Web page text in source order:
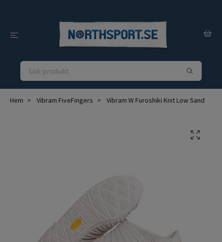
Hem Vibram FiveFingers Vibram W Furoshiki Knit Low Sand